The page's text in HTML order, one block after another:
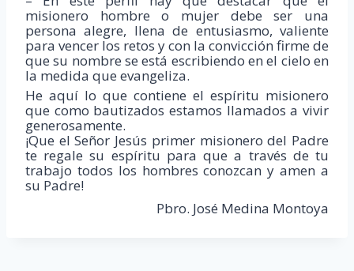
misionero hombre o mujer debe ser una
persona alegre, llena de entusiasmo, valiente
para vencer los retos y con la convicción firme de
que su nombre se está escribiendo en el cielo en
la medida que evangeliza.
He aquí lo que contiene el espíritu misionero
que como bautizados estamos llamados a vivir
generosamente.
¡Que el Señor Jesús primer misionero del Padre
te regale su espíritu para que a través de tu
trabajo todos los hombres conozcan y amen a
su Padre!
Pbro. José Medina Montoya